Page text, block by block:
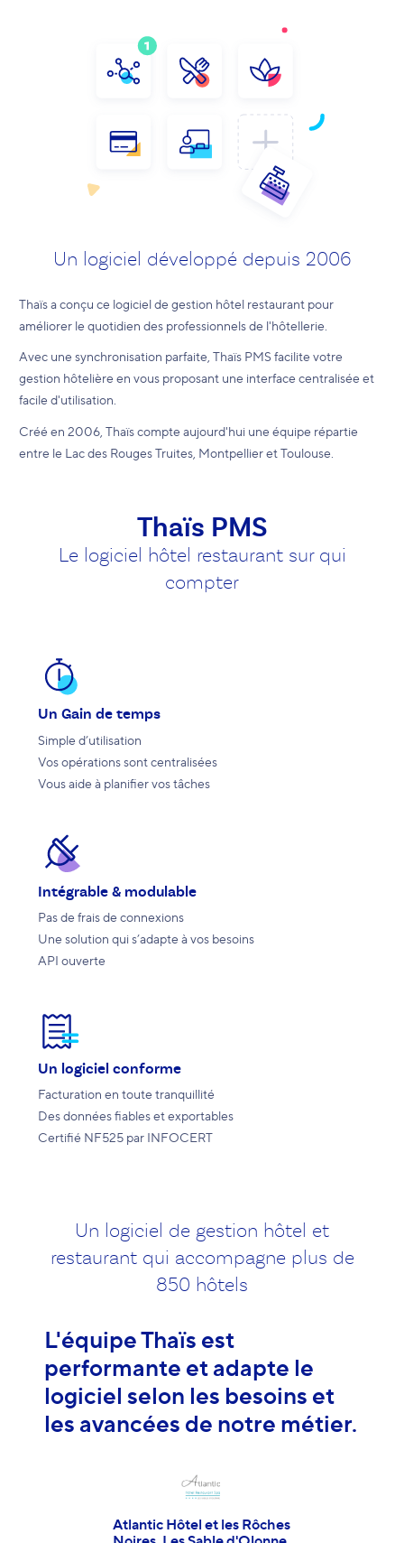
Un logiciel développé depuis 2006
Thaïs a conçu ce logiciel de gestion hôtel restaurant pour
améliorer le quotidien des professionnels de l'hôtellerie.
Avec une synchronisation parfaite, Thaïs PMS facilite votre
gestion hôtelière en vous proposant une interface centralisée et
facile d'utilisation.
Créé en 2006, Thaïs compte aujourd'hui une équipe répartie
entre le Lac des Rouges Truites, Montpellier et Toulouse.
Thaïs PMS
Le logiciel hôtel restaurant sur qui
compter
Un Gain de temps
Simple d’utilisation
Vos opérations sont centralisées
Vous aide à planifier vos tâches
Intégrable & modulable
Pas de frais de connexions
Une solution qui s’adapte à vos besoins
API ouverte
Un logiciel conforme
Facturation en toute tranquillité
Des données fiables et exportables
Certifié NF525 par INFOCERT
Un logiciel de gestion hôtel et
restaurant qui accompagne plus de
850 hôtels
L'équipe Thaïs est
performante et adapte le
logiciel selon les besoins et
les avancées de notre métier.
Atlantic Hôtel et les Rôches